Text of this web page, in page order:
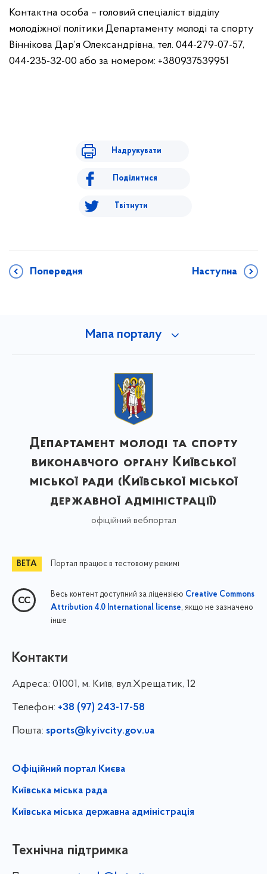
Контактна особа – головий спеціаліст відділу
молодіжної політики Департаменту молоді та спорту
Віннікова Дар’я Олександрівна, тел. 044-279-07-57,
044-235-32-00 або за номером: +380937539951
Надрукувати
Поділитися
Твітнути
Попередня Наступна
Мапа порталу
Департамент молоді та спорту
виконавчого органу Київської
міської ради (Київської міської
державної адміністрації)
офіційний вебпортал
Портал працює в тестовому режимі
Весь контент доступний за ліцензією Creative Commons
Attribution 4.0 International license, якщо не зазначено
інше
Контакти
Адреса: 01001, м. Київ, вул.Хрещатик, 12
Телефон: +38 (97) 243-17-58
Пошта: sports@kyivcity.gov.ua
Офіційний портал Києва
Київська міська рада
Київська міська державна адміністрація
Технічна підтримка